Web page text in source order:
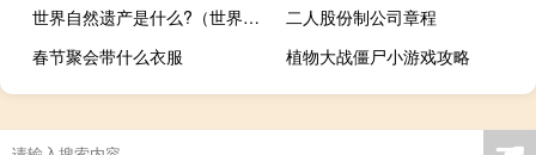
世界自然遗产是什么?（世界自然遗产-世界自然遗产项目简介）
二人股份制公司章程
春节聚会带什么衣服
植物大战僵尸小游戏攻略